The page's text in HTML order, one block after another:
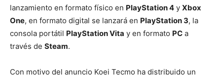
lanzamiento en formato físico en PlayStation 4 y Xbox
One, en formato digital se lanzará en PlayStation 3, la
consola portátil PlayStation Vita y en formato PC a
través de Steam.
Con motivo del anuncio Koei Tecmo ha distribuido un